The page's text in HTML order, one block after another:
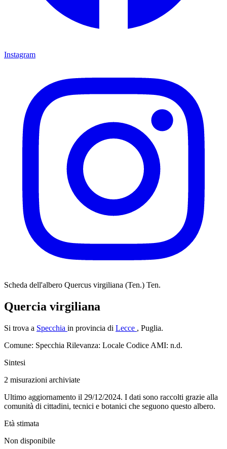
Instagram
Scheda dell'albero Quercus virgiliana (Ten.) Ten.
Quercia virgiliana
Si trova a Specchia in provincia di Lecce , Puglia.
Comune: Specchia Rilevanza: Locale Codice AMI: n.d.
Sintesi
2 misurazioni archiviate
Ultimo aggiornamento il 29/12/2024. I dati sono raccolti grazie alla
comunità di cittadini, tecnici e botanici che seguono questo albero.
Età stimata
Non disponibile